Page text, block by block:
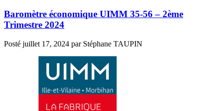
Baromètre économique UIMM 35-56 – 2ème
Trimestre 2024
Posté juillet 17, 2024 par Stéphane TAUPIN